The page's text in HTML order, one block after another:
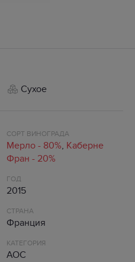
Сухое
СОРТ ВИНОГРАДА
Мерло - 80%, Каберне
Фран - 20%
ГОД
2015
СТРАНА
Франция
КАТЕГОРИЯ
AOC